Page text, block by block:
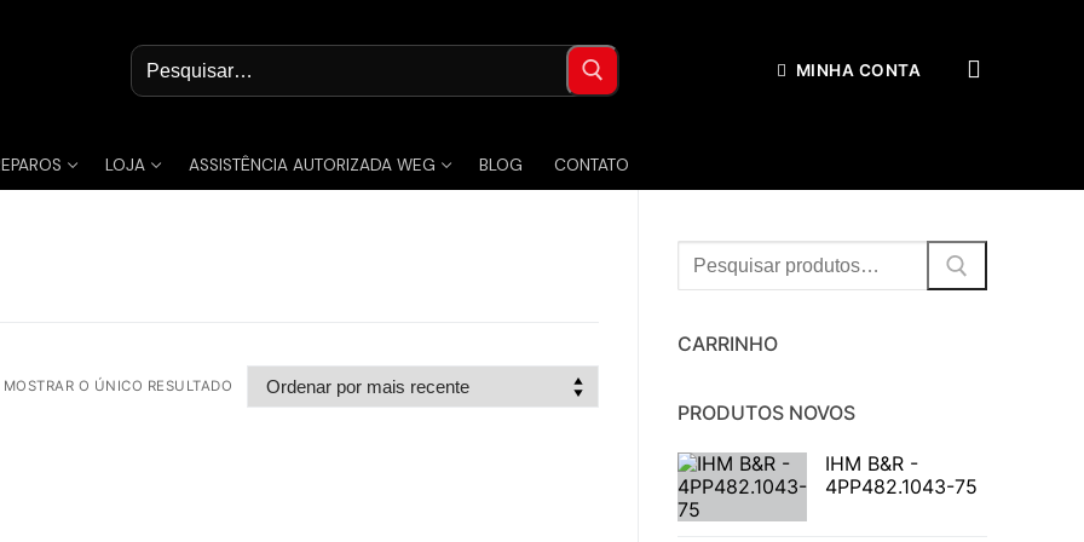
Pesquisar
por:
MINHA CONTA
LOJA ASSISTÊNCIA AUTORIZADA WEG BLOG CONTATO
MOSTRAR O ÚNICO RESULTADO
Procurar:
CARRINHO
PRODUTOS NOVOS
IHM B&R -
4PP482.1043-75